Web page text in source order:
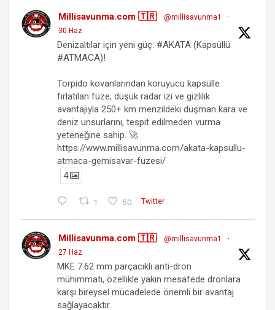
Millisavunma.com 🇹🇷 @millisavunma1
·
30 Haz
Denizaltılar için yeni güç: #AKATA (Kapsüllü
#ATMACA)!
Torpido kovanlarından koruyucu kapsülle
fırlatılan füze; düşük radar izi ve gizlilik
avantajıyla 250+ km menzildeki düşman kara ve
deniz unsurlarını, tespit edilmeden vurma
yeteneğine sahip. 🚀
https://www.millisavunma.com/akata-kapsullu-
atmaca-gemisavar-fuzesi/
4
1 50 Twitter
Millisavunma.com 🇹🇷 @millisavunma1
·
27 Haz
MKE 7.62 mm parçacıklı anti-dron
mühimmatı, özellikle yakın mesafede dronlara
karşı bireysel mücadelede önemli bir avantaj
sağlayacaktır.